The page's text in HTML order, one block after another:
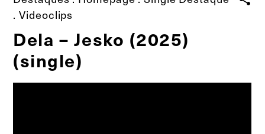
.Videoclips
Dela – Jesko (2025)
(single)